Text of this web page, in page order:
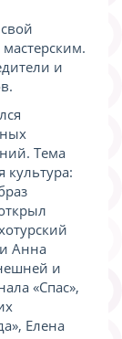
и
Тема
культура:
Анна
и
«Спас»,
Елена